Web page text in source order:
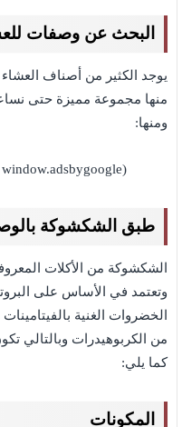
البحث عن وصفات
يوجد الكثير من أصناف
منها مجموعة مميزة حتى
ومنها:
(adsbygoogle = window.adsbygoogle || []).push({});
طبق الشكشوكة
الشكشوكة من الأكلات
وتعتمد في الأساس على
الخضروات الغنية
من الكربوهيدرات وبالتالي
كما يلي:
المكونات